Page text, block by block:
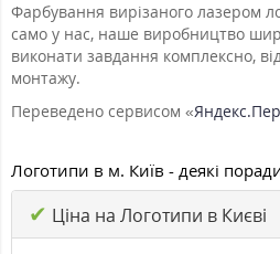
Фарбування вирізаного лазером
само у нас, наше виробництво
виконати завдання комплексно,
монтажу.
Переведено сервисом «
Логотипи в м. Київ - деякі
✔ Ціна на Логотипи в Києві